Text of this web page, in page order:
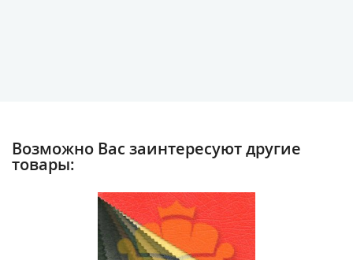
Возможно Вас заинтересуют другие
товары: